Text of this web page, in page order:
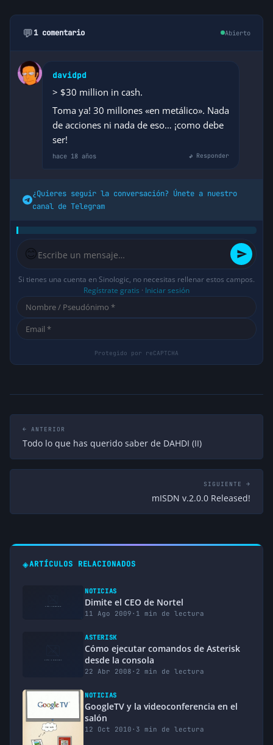
💬1 comentario Abierto
davidpd
> $30 million in cash.
Toma ya! 30 millones «en metálico». Nada
de acciones ni nada de eso… ¡como debe
ser!
hace 18 años ↩ Responder
¿Quieres seguir la conversación? Únete a nuestro
canal de Telegram
😊
Si tienes una cuenta en Sinologic, no necesitas rellenar estos campos.
Regístrate gratis · Iniciar sesión
← ANTERIOR
Todo lo que has querido saber de DAHDI (II)
SIGUIENTE →
mISDN v.2.0.0 Released!
◈ARTÍCULOS RELACIONADOS
NOTICIAS
Dimite el CEO de Nortel
11 Ago 2009 · 1 min de lectura
ASTERISK
Cómo ejecutar comandos de Asterisk
desde la consola
22 Abr 2008 · 2 min de lectura
NOTICIAS
GoogleTV y la videoconferencia en el
salón
12 Oct 2010 · 3 min de lectura